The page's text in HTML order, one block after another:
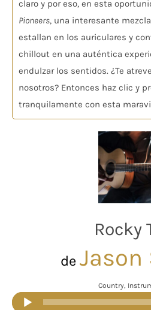
claro y por eso, en esta
Pioneers, una interesante
estallan en los auriculares y
chillout en una auténtica
endulzar los sentidos. ¿Te
nosotros? Entonces haz clic y
tranquilamente con esta
Rocky
de Jason
Country,